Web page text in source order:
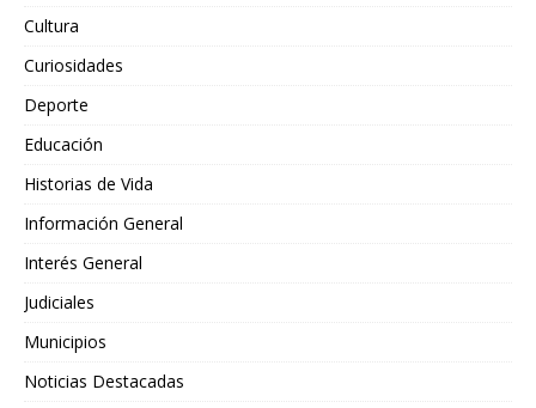
Cultura
Curiosidades
Deporte
Educación
Historias de Vida
Información General
Interés General
Judiciales
Municipios
Noticias Destacadas